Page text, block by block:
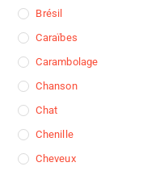
Brésil
Caraïbes
Carambolage
Chanson
Chat
Chenille
Cheveux